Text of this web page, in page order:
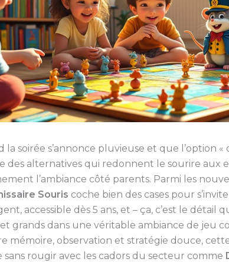
la soirée s’annonce pluvieuse et que l’option
des alternatives qui redonnent le sourire aux
l’ambiance côté parents. Parmi les
Souris coche bien des cases pour
accessible dès 5 ans, et – ça, c’est le détail
grands dans une véritable ambiance de jeu
mémoire, observation et stratégie douce,
sans rougir avec les cadors du secteur comme